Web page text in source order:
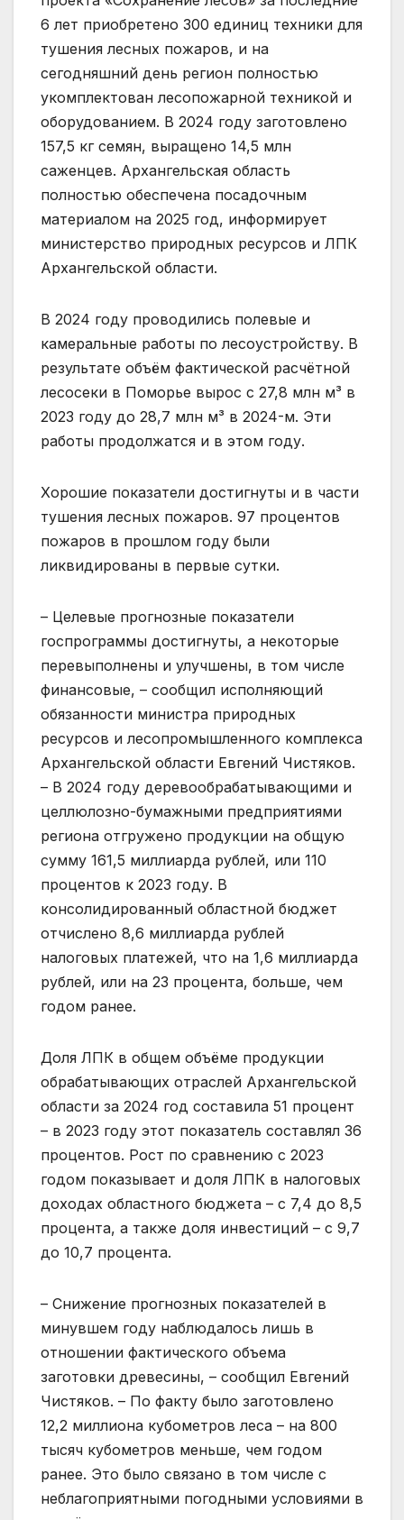
6 лет приобретено 300 единиц техники для
тушения лесных пожаров, и на
сегодняшний день регион полностью
укомплектован лесопожарной техникой и
оборудованием. В 2024 году заготовлено
157,5 кг семян, выращено 14,5 млн
саженцев. Архангельская область
полностью обеспечена посадочным
материалом на 2025 год, информирует
министерство природных ресурсов и ЛПК
Архангельской области.
В 2024 году проводились полевые и
камеральные работы по лесоустройству. В
результате объём фактической расчётной
лесосеки в Поморье вырос с 27,8 млн м³ в
2023 году до 28,7 млн м³ в 2024-м. Эти
работы продолжатся и в этом году.
Хорошие показатели достигнуты и в части
тушения лесных пожаров. 97 процентов
пожаров в прошлом году были
ликвидированы в первые сутки.
– Целевые прогнозные показатели
госпрограммы достигнуты, а некоторые
перевыполнены и улучшены, в том числе
финансовые, – сообщил исполняющий
обязанности министра природных
ресурсов и лесопромышленного комплекса
Архангельской области Евгений Чистяков.
– В 2024 году деревообрабатывающими и
целлюлозно-бумажными предприятиями
региона отгружено продукции на общую
сумму 161,5 миллиарда рублей, или 110
процентов к 2023 году. В
консолидированный областной бюджет
отчислено 8,6 миллиарда рублей
налоговых платежей, что на 1,6 миллиарда
рублей, или на 23 процента, больше, чем
годом ранее.
Доля ЛПК в общем объёме продукции
обрабатывающих отраслей Архангельской
области за 2024 год составила 51 процент
– в 2023 году этот показатель составлял 36
процентов. Рост по сравнению с 2023
годом показывает и доля ЛПК в налоговых
доходах областного бюджета – с 7,4 до 8,5
процента, а также доля инвестиций – с 9,7
до 10,7 процента.
– Снижение прогнозных показателей в
минувшем году наблюдалось лишь в
отношении фактического объема
заготовки древесины, – сообщил Евгений
Чистяков. – По факту было заготовлено
12,2 миллиона кубометров леса – на 800
тысяч кубометров меньше, чем годом
ранее. Это было связано в том числе с
неблагоприятными погодными условиями в